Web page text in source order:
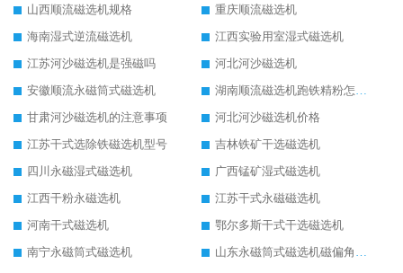
山西顺流磁选机规格
重庆顺流磁选机
海南湿式逆流磁选机
江西实验用室湿式磁选机
江苏河沙磁选机是强磁吗
河北河沙磁选机
安徽顺流永磁筒式磁选机
湖南顺流磁选机跑铁精粉怎么处理
甘肃河沙磁选机的注意事项
河北河沙磁选机价格
江苏干式选除铁磁选机型号
吉林铁矿干选磁选机
四川永磁湿式磁选机
广西锰矿湿式磁选机
江西干粉永磁选机
江苏干式永磁磁选机
河南干式磁选机
鄂尔多斯干式干选磁选机
南宁永磁筒式磁选机
山东永磁筒式磁选机磁偏角怎么调整